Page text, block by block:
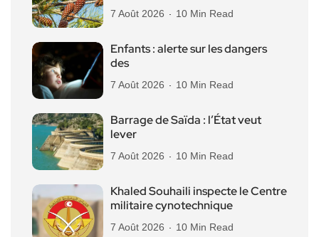
7 Août 2026 10 Min Read
Enfants : alerte sur les dangers
des
7 Août 2026 10 Min Read
Barrage de Saïda : l’État veut
lever
7 Août 2026 10 Min Read
Khaled Souhaili inspecte le Centre
militaire cynotechnique
7 Août 2026 10 Min Read